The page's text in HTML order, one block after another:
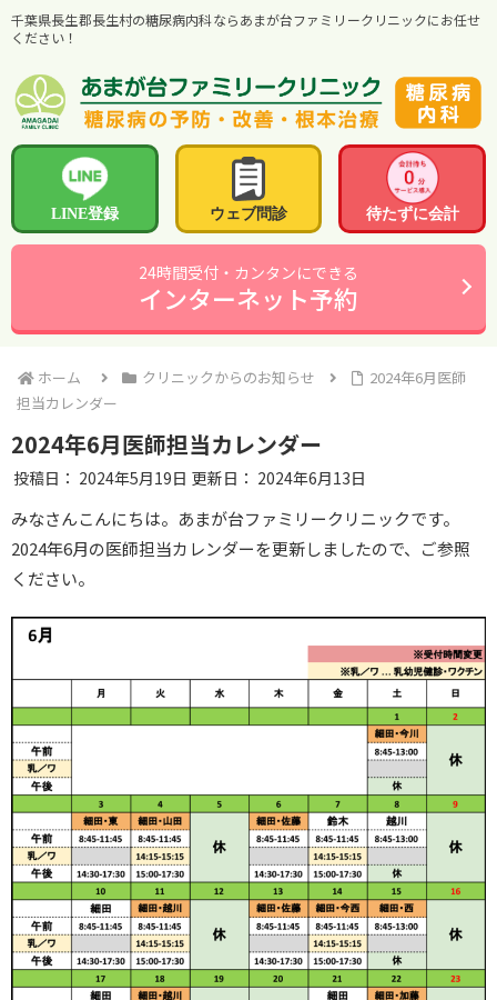
千葉県長生郡長生村の糖尿病内科ならあまが台ファミリークリニックにお任せ
ください！
LINE登録 ウェブ問診 待たずに会計
24時間受付・カンタンにできる
インターネット予約
ホーム クリニックからのお知らせ
2024年6月医師
担当カレンダー
2024年6月医師担当カレンダー
更新日： 2024年6月13日
投稿日： 2024年5月19日
みなさんこんにちは。あまが台ファミリークリニックです。
2024年6月の医師担当カレンダーを更新しましたので、ご参照
ください。